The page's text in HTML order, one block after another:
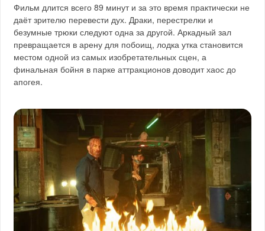
Фильм длится всего 89 минут и за это время практически не
даёт зрителю перевести дух. Драки, перестрелки и
безумные трюки следуют одна за другой. Аркадный зал
превращается в арену для побоищ, лодка утка становится
местом одной из самых изобретательных сцен, а
финальная бойня в парке аттракционов доводит хаос до
апогея.